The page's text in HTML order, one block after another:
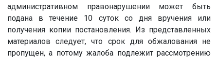
административном правонарушении может быть
подана в течение 10 суток со дня вручения или
получения копии постановления. Из представленных
материалов следует, что срок для обжалования не
пропущен, а потому жалоба подлежит рассмотрению